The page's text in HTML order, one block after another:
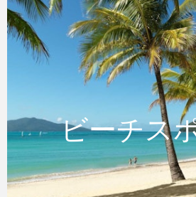
ビーチス
ビーチス
この美しく曲線を描くビー
るのに、またウォータース
に最適なスポット
詳細はこちら